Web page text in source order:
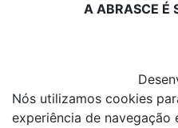
A ABRASCE É
Nós utilizamos cookies
experiência de navegação